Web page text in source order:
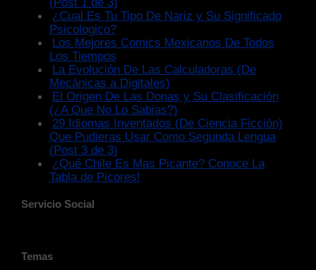
¿Cual Es Tu Tipo De Nariz y Su Significado
Psicologico?
Los Mejores Comics Mexicanos De Todos
Los Tiempos
La Evolución De Las Calculadoras (De
Mecánicas a Digitales)
El Origen De Las Donas y Su Clasificación
(¿A Que No Lo Sabias?)
29 Idiomas Inventados (De Ciencia Ficción)
Que Pudieras Usar Como Segunda Lengua
(Post 3 de 3)
¿Qué Chile Es Mas Picante? Conoce La
Tabla de Picores!
Servicio Social
Temas